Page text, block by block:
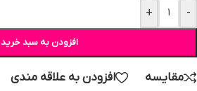
-
+
افزودن به سبد خرید
مقایسه
افزودن به علاقه مندی